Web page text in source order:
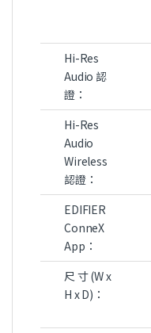
Hi-Res
Audio 認
證：
Hi-Res
Audio
Wireless
認證：
EDIFIER
ConneX
App：
尺 寸 (W x
H x D)：